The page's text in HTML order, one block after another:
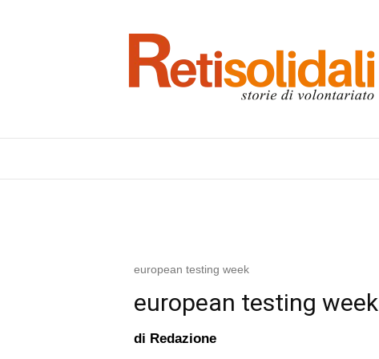
european testing week
european testing week
di Redazione